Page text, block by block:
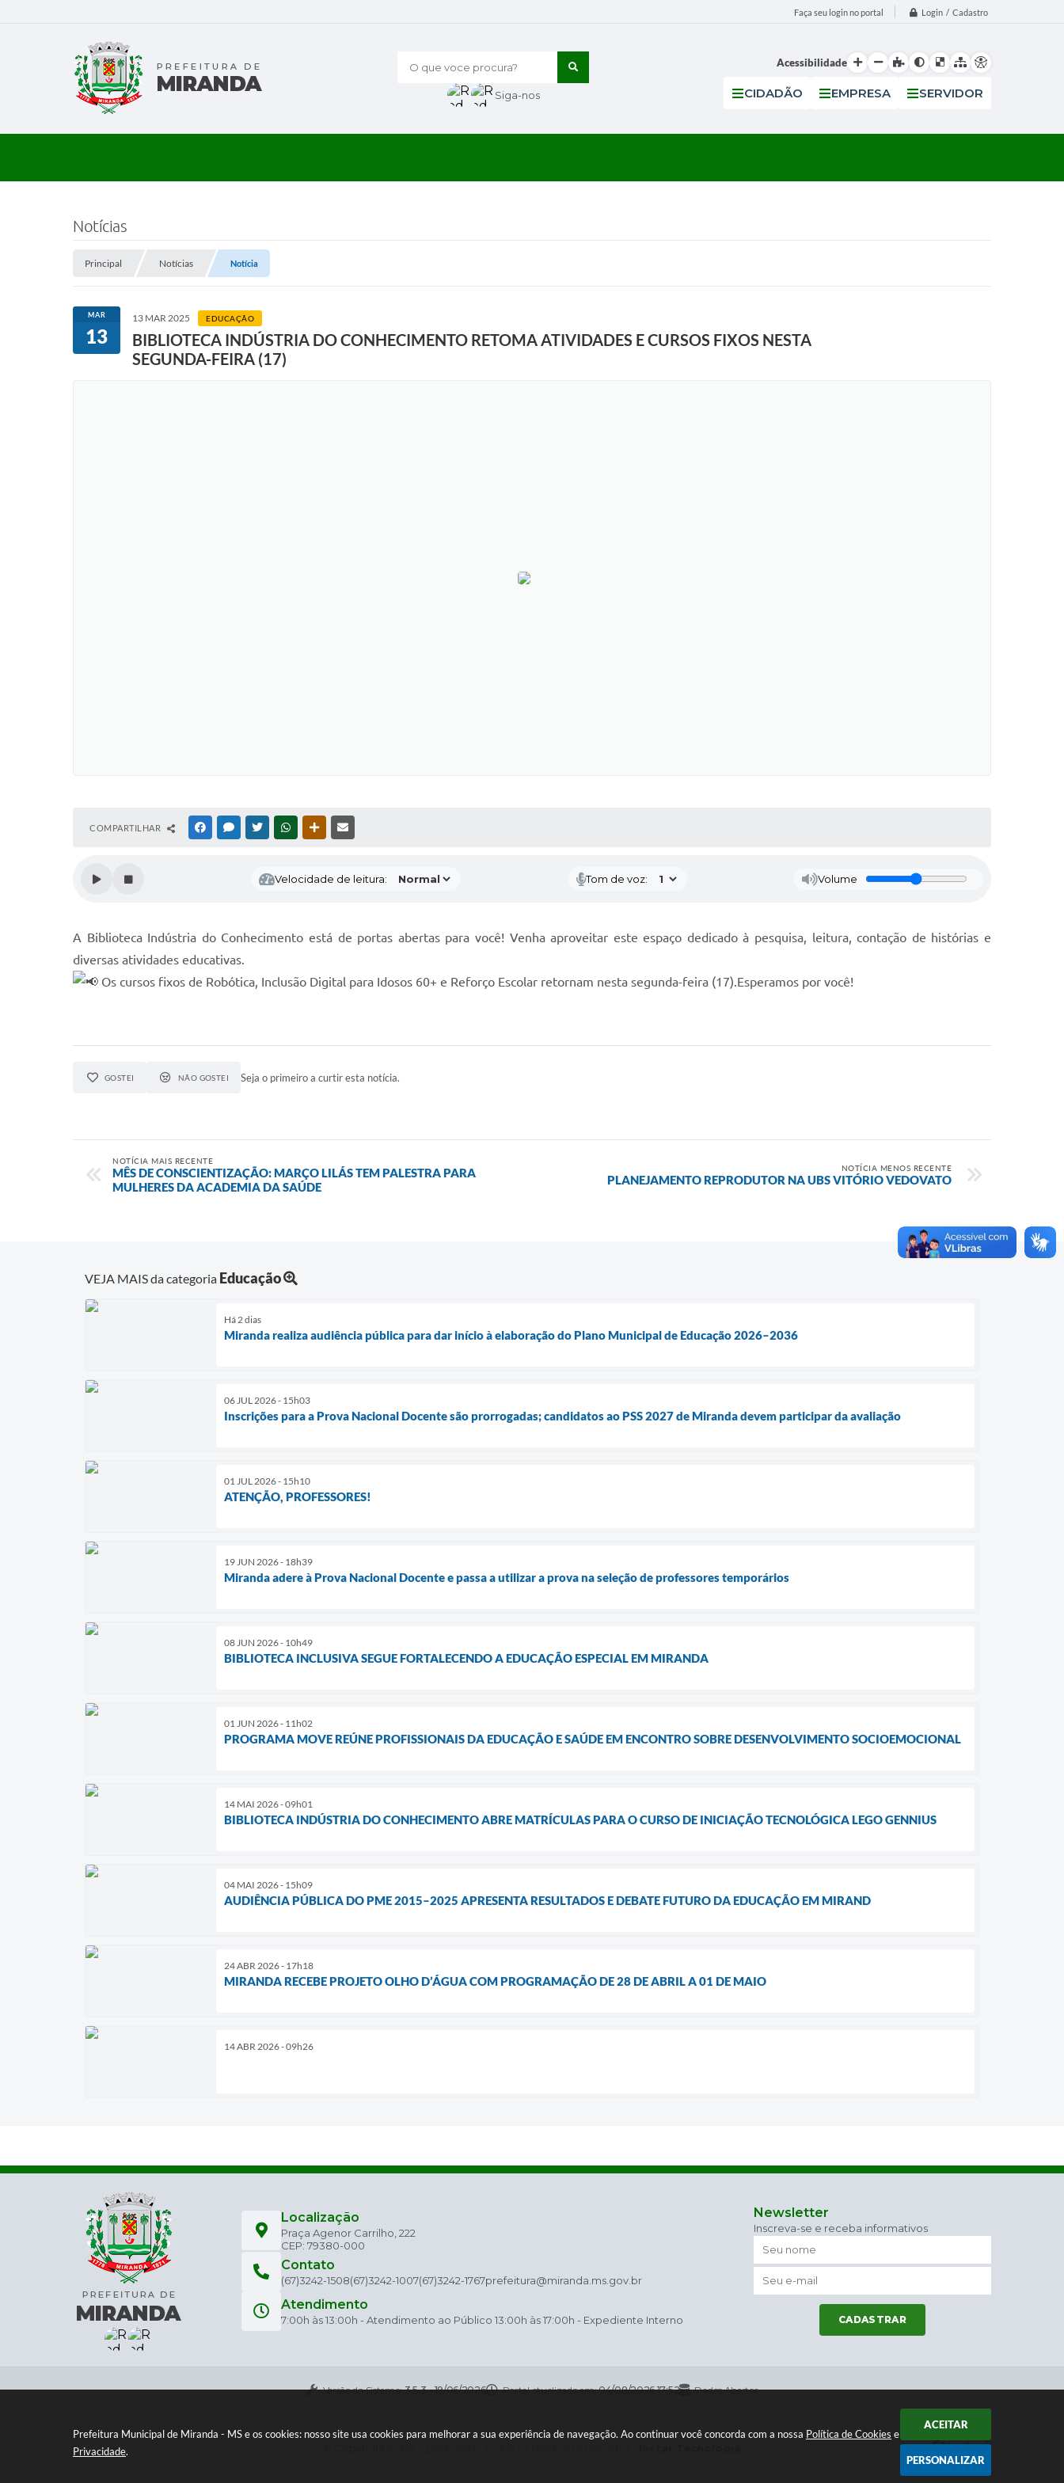
Prefeitura Municipal de Miranda - MS e os cookies: nosso site usa cookies para melhorar a sua experiência de navegação. Ao continuar você concorda com a nossa Política de Cookies e
Privacidade.
ACEITAR
PERSONALIZAR
Faça seu login no portal Login / Cadastro
O que voce procura?
Siga-nos
Acessibilidade
CIDADÃO EMPRESA SERVIDOR
Notícias
Principal Notícias Notícia
MAR
13
13 MAR 2025 EDUCAÇÃO
BIBLIOTECA INDÚSTRIA DO CONHECIMENTO RETOMA ATIVIDADES E CURSOS FIXOS NESTA
SEGUNDA-FEIRA (17)
COMPARTILHAR FACEBOOKMESSENGER
TWITTERWHATSAPPOUTRAS MÍDIAS
Velocidade de leitura: Tom de voz: Volume
A Biblioteca Indústria do Conhecimento está de portas abertas para você! Venha aproveitar este espaço dedicado à pesquisa, leitura, contação de histórias e
diversas atividades educativas.
Os cursos fixos de Robótica, Inclusão Digital para Idosos 60+ e Reforço Escolar retornam nesta segunda-feira (17).Esperamos por você!
GOSTEI NÃO GOSTEI Seja o primeiro a curtir esta notícia.
NOTÍCIA MAIS RECENTE
MÊS DE CONSCIENTIZAÇÃO: MARÇO LILÁS TEM PALESTRA PARA
MULHERES DA ACADEMIA DA SAÚDE
NOTÍCIA MENOS RECENTE
PLANEJAMENTO REPRODUTOR NA UBS VITÓRIO VEDOVATO
VEJA MAIS da categoria Educação
Há 2 dias
Miranda realiza audiência pública para dar início à elaboração do Plano Municipal de Educação 2026–2036
06 JUL 2026 - 15h03
Inscrições para a Prova Nacional Docente são prorrogadas; candidatos ao PSS 2027 de Miranda devem participar da avaliação
01 JUL 2026 - 15h10
ATENÇÃO, PROFESSORES!
19 JUN 2026 - 18h39
Miranda adere à Prova Nacional Docente e passa a utilizar a prova na seleção de professores temporários
08 JUN 2026 - 10h49
BIBLIOTECA INCLUSIVA SEGUE FORTALECENDO A EDUCAÇÃO ESPECIAL EM MIRANDA
01 JUN 2026 - 11h02
PROGRAMA MOVE REÚNE PROFISSIONAIS DA EDUCAÇÃO E SAÚDE EM ENCONTRO SOBRE DESENVOLVIMENTO SOCIOEMOCIONAL
14 MAI 2026 - 09h01
BIBLIOTECA INDÚSTRIA DO CONHECIMENTO ABRE MATRÍCULAS PARA O CURSO DE INICIAÇÃO TECNOLÓGICA LEGO GENNIUS
04 MAI 2026 - 15h09
AUDIÊNCIA PÚBLICA DO PME 2015–2025 APRESENTA RESULTADOS E DEBATE FUTURO DA EDUCAÇÃO EM MIRAND
24 ABR 2026 - 17h18
MIRANDA RECEBE PROJETO OLHO D’ÁGUA COM PROGRAMAÇÃO DE 28 DE ABRIL A 01 DE MAIO
14 ABR 2026 - 09h26
Localização
Praça Agenor Carrilho, 222
CEP: 79380-000
Contato
(67)3242-1508(67)3242-1007(67)3242-1767prefeitura@miranda.ms.gov.br
Atendimento
7:00h às 13:00h - Atendimento ao Público 13:00h às 17:00h - Expediente Interno
Newsletter
Inscreva-se e receba informativos
CADASTRAR
Versão do Sistema:3.5.3 - 19/06/2026 Portal atualizado em:04/08/2026 17:52 Dados Abertos